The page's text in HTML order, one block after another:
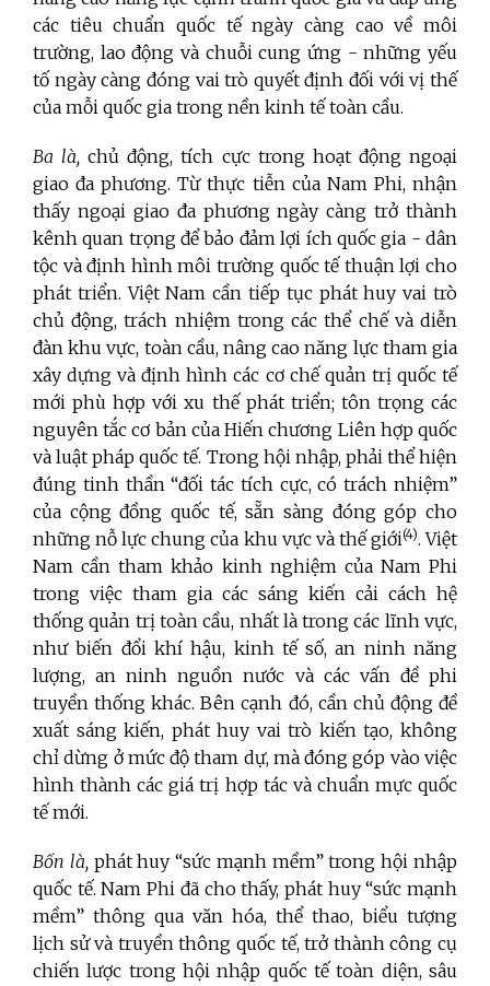
các tiêu chuẩn quốc tế ngày càng cao về môi
trường, lao động và chuỗi cung ứng - những yếu
tố ngày càng đóng vai trò quyết định đối với vị thế
của mỗi quốc gia trong nền kinh tế toàn cầu.
Ba là, chủ động, tích cực trong hoạt động ngoại
giao đa phương. Từ thực tiễn của Nam Phi, nhận
thấy ngoại giao đa phương ngày càng trở thành
kênh quan trọng để bảo đảm lợi ích quốc gia - dân
tộc và định hình môi trường quốc tế thuận lợi cho
phát triển. Việt Nam cần tiếp tục phát huy vai trò
chủ động, trách nhiệm trong các thể chế và diễn
đàn khu vực, toàn cầu, nâng cao năng lực tham gia
xây dựng và định hình các cơ chế quản trị quốc tế
mới phù hợp với xu thế phát triển; tôn trọng các
nguyên tắc cơ bản của Hiến chương Liên hợp quốc
và luật pháp quốc tế. Trong hội nhập, phải thể hiện
đúng tinh thần “đối tác tích cực, có trách nhiệm”
của cộng đồng quốc tế, sẵn sàng đóng góp cho
những nỗ lực chung của khu vực và thế giới(4). Việt
Nam cần tham khảo kinh nghiệm của Nam Phi
trong việc tham gia các sáng kiến cải cách hệ
thống quản trị toàn cầu, nhất là trong các lĩnh vực,
như biến đổi khí hậu, kinh tế số, an ninh năng
lượng, an ninh nguồn nước và các vấn đề phi
truyền thống khác. Bên cạnh đó, cần chủ động đề
xuất sáng kiến, phát huy vai trò kiến tạo, không
chỉ dừng ở mức độ tham dự, mà đóng góp vào việc
hình thành các giá trị hợp tác và chuẩn mực quốc
tế mới.
Bốn là,phát huy “sức mạnh mềm” trong hội nhập
quốc tế. Nam Phi đã cho thấy, phát huy “sức mạnh
mềm” thông qua văn hóa, thể thao, biểu tượng
lịch sử và truyền thông quốc tế, trở thành công cụ
chiến lược trong hội nhập quốc tế toàn diện, sâu